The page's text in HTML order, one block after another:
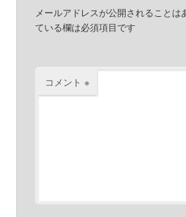
メールアドレスが公開されることは
ている欄は必須項目です
コメント ※